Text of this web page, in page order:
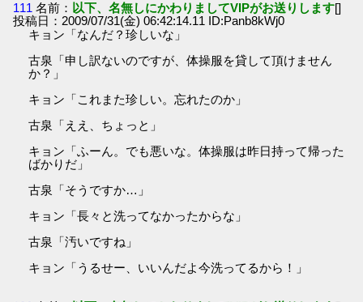
111 名前： 以下、名無しにかわりましてVIPがお送りします[]
投稿日：2009/07/31(金) 06:42:14.11 ID:Panb8kWj0
キョン「なんだ？珍しいな」
古泉「申し訳ないのですが、体操服を貸して頂けません
か？」
キョン「これまた珍しい。忘れたのか」
古泉「ええ、ちょっと」
キョン「ふーん。でも悪いな。体操服は昨日持って帰った
ばかりだ」
古泉「そうですか…」
キョン「長々と洗ってなかったからな」
古泉「汚いですね」
キョン「うるせー、いいんだよ今洗ってるから！」